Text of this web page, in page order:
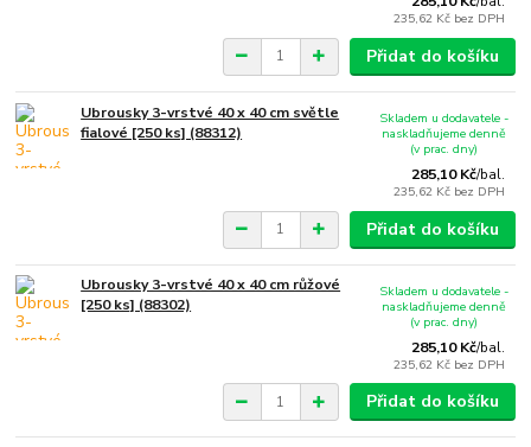
235,62 Kč bez DPH
Přidat do košíku
Ubrousky 3-vrstvé 40 x 40 cm světle
fialové [250 ks] (88312)
285,10 Kč/bal.
235,62 Kč bez DPH
Skladem u dodavatele -
naskladňujeme denně
(v prac. dny)
Přidat do košíku
Ubrousky 3-vrstvé 40 x 40 cm růžové
[250 ks] (88302)
285,10 Kč/bal.
235,62 Kč bez DPH
Skladem u dodavatele -
naskladňujeme denně
(v prac. dny)
Přidat do košíku